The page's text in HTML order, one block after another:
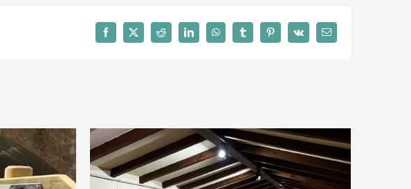
Facebook
X Reddit LinkedInWhatsAppTumblrPinterest
Vk
Correo
electrónico